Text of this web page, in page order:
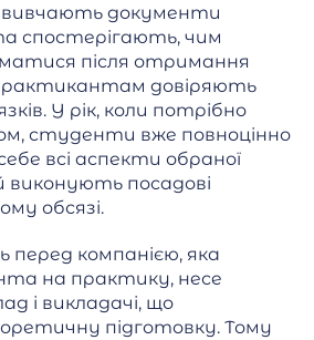
документи
спостерігають, чим
після отримання
довіряють
У рік, коли потрібно
студенти вже повноцінно
всі аспекти обраної
виконують посадові
обсязі.
перед компанією, яка
на практику, несе
і викладачі, що
підготовку. Тому